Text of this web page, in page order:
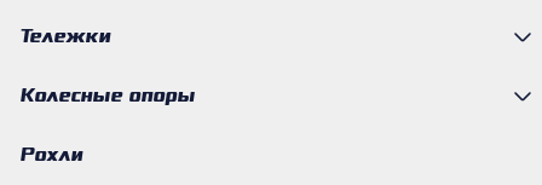
Тележки
Колесные опоры
Рохли